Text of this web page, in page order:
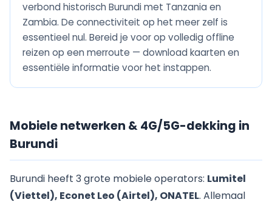
verbond historisch Burundi met Tanzania en
Zambia. De connectiviteit op het meer zelf is
essentieel nul. Bereid je voor op volledig offline
reizen op een merroute — download kaarten en
essentiële informatie voor het instappen.
Mobiele netwerken & 4G/5G-dekking in
Burundi
Burundi heeft 3 grote mobiele operators: Lumitel
(Viettel), Econet Leo (Airtel), ONATEL. Allemaal